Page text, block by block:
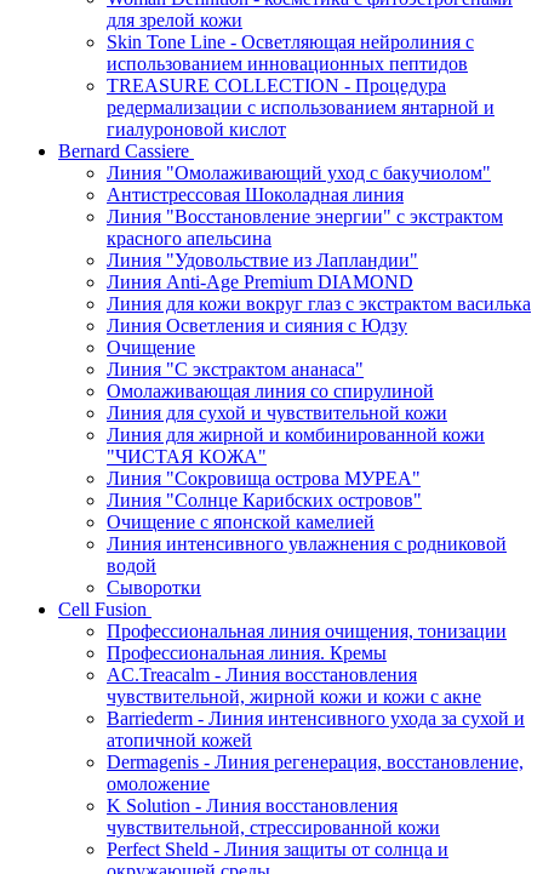
для зрелой кожи
Skin Tone Line - Осветляющая нейролиния с
использованием инновационных пептидов
TREASURE COLLECTION - Процедура
редермализации с использованием янтарной и
гиалуроновой кислот
Bernard Cassiere
Линия "Омолаживающий уход с бакучиолом"
Антистрессовая Шоколадная линия
Линия "Восстановление энергии" с экстрактом
красного апельсина
Линия "Удовольствие из Лапландии"
Линия Anti-Age Premium DIAMOND
Линия для кожи вокруг глаз с экстрактом василька
Линия Осветления и сияния с Юдзу
Очищение
Линия "С экстрактом ананаса"
Омолаживающая линия со спирулиной
Линия для сухой и чувствительной кожи
Линия для жирной и комбинированной кожи
"ЧИСТАЯ КОЖА"
Линия "Сокровища острова МУРЕА"
Линия "Солнце Карибских островов"
Очищение с японской камелией
Линия интенсивного увлажнения с родниковой
водой
Сыворотки
Cell Fusion
Профессиональная линия очищения, тонизации
Профессиональная линия. Кремы
AC.Treacalm - Линия восстановления
чувствительной, жирной кожи и кожи с акне
Barriederm - Линия интенсивного ухода за сухой и
атопичной кожей
Dermagenis - Линия регенерация, восстановление,
омоложение
K Solution - Линия восстановления
чувствительной, стрессированной кожи
Perfect Sheld - Линия защиты от солнца и